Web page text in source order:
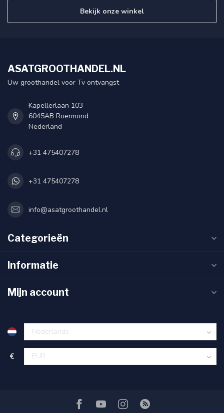
Bekijk onze winkel
ASATGROOTHANDEL.NL
Uw groothandel voor Tv ontvangst
Kapellerlaan 103
6045AB Roermond
Nederland
+31 475407278
+31 475407278
info@asatgroothandel.nl
Categorieën
Informatie
Mijn account
€